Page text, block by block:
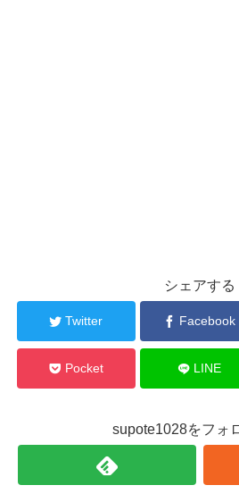
シェアする
Twitter Facebook
Pocket LINE
supote1028をフォ